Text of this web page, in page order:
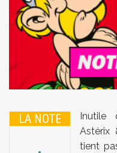
LA NOTE
Inutile
Astérix
tient